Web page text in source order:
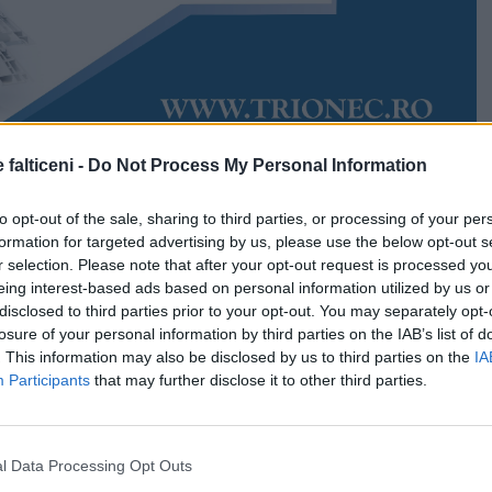
falticeni - Do Not Process My Personal Information
opt-out of the sale, sharing to third parties, or processing of your
for targeted advertising by us, please use the below opt-out
selection. Please note that after your opt-out request is processed
interest-based ads based on personal information utilized by us
to third parties prior to your opt-out. You may separately
of your personal information by third parties on the IAB’s list of
This information may also be disclosed by us to third parties on the
Participants that may further disclose it to other third parties.
Data Processing Opt Outs
Accesări:
zilnic, gratuit și sâcâitor. Pentru zeci de familii
blocurile din zona Autogării din Fălticeni, un zgomot
de câteva luni, sursă permanentă de disconfort.
canalizare amplasate pe carosabil, produc un sunet
de fiecare dată când sunt traversate de autovehicule.
că nu mai au parte de liniște aproape niciodată și că
străzilor 13 Decembrie și Unirii.